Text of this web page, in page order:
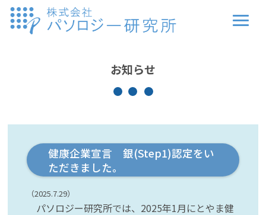
お知らせ
健康企業宣言 銀(Step1)認定をい
ただきました。
（2025.7.29）
パソロジー研究所では、2025年1月にとやま健